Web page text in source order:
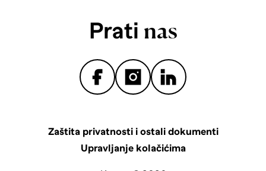
Prati nas
Zaštita privatnosti i ostali dokumenti
Upravljanje kolačićima